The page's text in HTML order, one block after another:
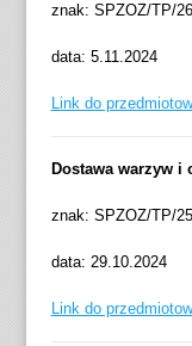
znak: SPZOZ/TP/
data: 5.11.2024
Link do
Dostawa warzyw i
znak: SPZOZ/TP/
data: 29.10.2024
Link do